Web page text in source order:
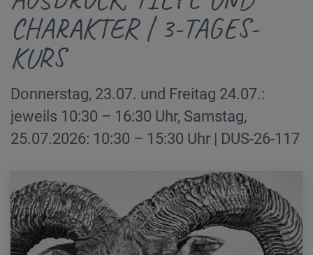
CHARAKTER | 3-TAGES-
KURS
Donnerstag, 23.07. und Freitag 24.07.:
jeweils 10:30 – 16:30 Uhr, Samstag,
25.07.2026: 10:30 – 15:30 Uhr | DUS-26-117